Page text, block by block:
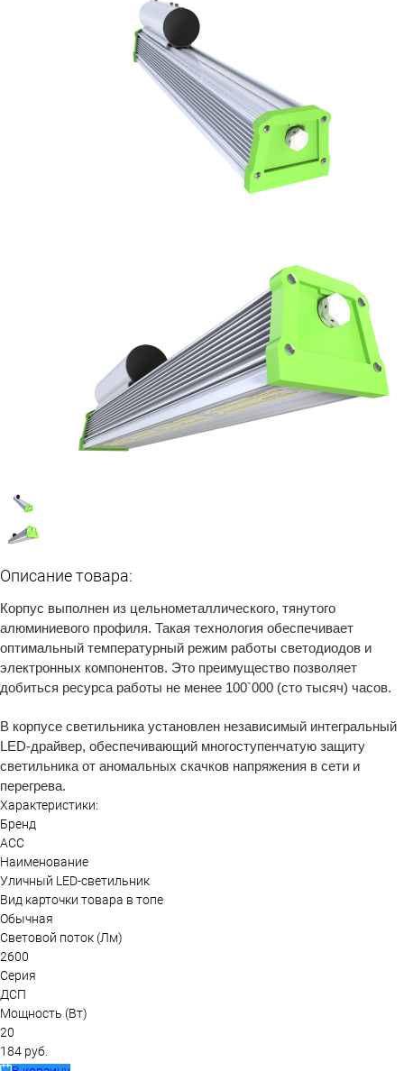
Описание товара:
Корпус выполнен из цельнометаллического, тянутого
алюминиевого профиля. Такая технология обеспечивает
оптимальный температурный режим работы светодиодов и
электронных компонентов. Это преимущество позволяет
добиться ресурса работы не менее 100`000 (сто тысяч) часов.
В корпусе светильника установлен независимый интегральный
LED-драйвер, обеспечивающий многоступенчатую защиту
светильника от аномальных скачков напряжения в сети и
перегрева.
Характеристики:
Бренд
АСС
Наименование
Уличный LED-светильник
Вид карточки товара в топе
Обычная
Световой поток (Лм)
2600
Серия
ДСП
Мощность (Вт)
20
184 руб.